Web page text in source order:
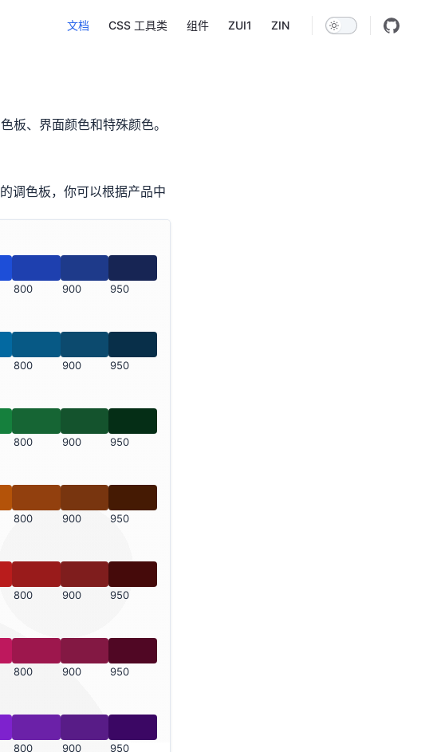
文档 CSS 工具类 组件 ZUI1 ZIN
板、界面颜色和特殊颜色。
调色板，你可以根据产品中
800 900 950
800 900 950
800 900 950
800 900 950
800 900 950
800 900 950
800 900 950